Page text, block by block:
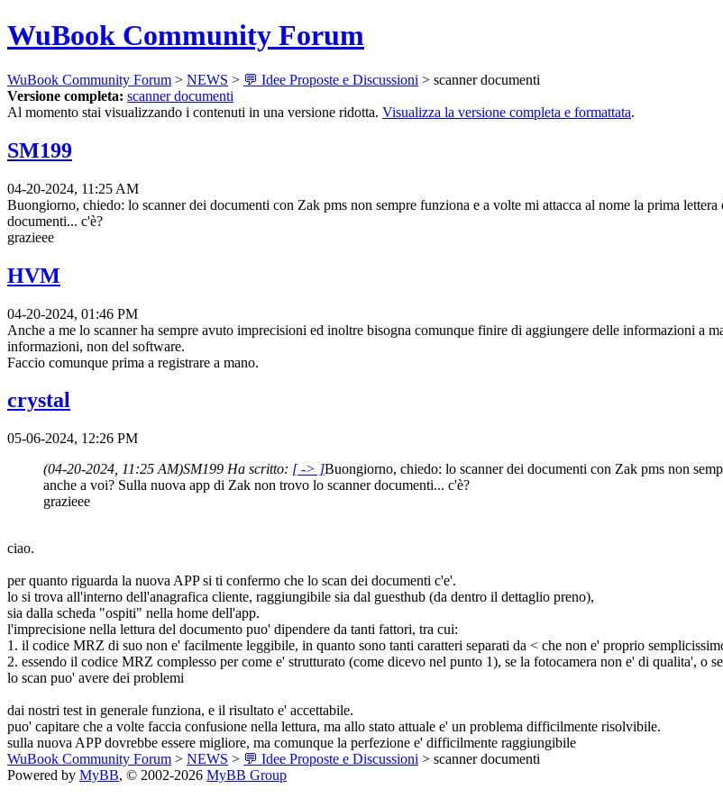
WuBook Community Forum
WuBook Community Forum > NEWS > 💬 Idee Proposte e Discussioni > scanner documenti
Versione completa: scanner documenti
Al momento stai visualizzando i contenuti in una versione ridotta. Visualizza la versione completa e formattata.
SM199
04-20-2024, 11:25 AM
Buongiorno, chiedo: lo scanner dei documenti con Zak pms non sempre funziona e a volte mi attacca al nome la prima
documenti... c'è?
grazieee
HVM
04-20-2024, 01:46 PM
Anche a me lo scanner ha sempre avuto imprecisioni ed inoltre bisogna comunque finire di aggiungere delle informazioni a
informazioni, non del software.
Faccio comunque prima a registrare a mano.
crystal
05-06-2024, 12:26 PM
(04-20-2024, 11:25 AM)SM199 Ha scritto: [ -> ]Buongiorno, chiedo: lo scanner dei documenti con Zak pms non
anche a voi? Sulla nuova app di Zak non trovo lo scanner documenti... c'è?
grazieee
ciao.
per quanto riguarda la nuova APP si ti confermo che lo scan dei documenti c'e'.
lo si trova all'interno dell'anagrafica cliente, raggiungibile sia dal guesthub (da dentro il dettaglio preno),
sia dalla scheda "ospiti" nella home dell'app.
l'imprecisione nella lettura del documento puo' dipendere da tanti fattori, tra cui:
1. il codice MRZ di suo non e' facilmente leggibile, in quanto sono tanti caratteri separati da < che non e' proprio
2. essendo il codice MRZ complesso per come e' strutturato (come dicevo nel punto 1), se la fotocamera non e' di qualita', o
lo scan puo' avere dei problemi
dai nostri test in generale funziona, e il risultato e' accettabile.
puo' capitare che a volte faccia confusione nella lettura, ma allo stato attuale e' un problema difficilmente risolvibile.
sulla nuova APP dovrebbe essere migliore, ma comunque la perfezione e' difficilmente raggiungibile
WuBook Community Forum > NEWS > 💬 Idee Proposte e Discussioni > scanner documenti
Powered by MyBB, © 2002-2026 MyBB Group